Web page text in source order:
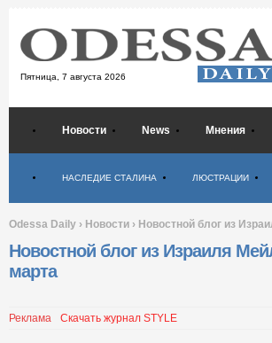
Пятница, 7 августа 2026
Новости News Мнения
НАСЛЕДИЕ СТАЛИНА ЛЮСТРАЦИИ
Odessa Daily › Новости › Новостной блог из
Новостной блог из Израиля
марта
Реклама Скачать журнал STYLE